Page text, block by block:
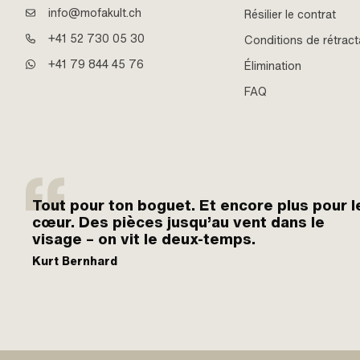
info@mofakult.ch
+41 52 730 05 30
+41 79 844 45 76
Résilier le contrat
Conditions de
Élimination
FAQ
Tout pour ton boguet. Et encore plus pour
cœur. Des pièces jusqu’au vent dans le
visage – on vit le deux-temps.
Kurt Bernhard